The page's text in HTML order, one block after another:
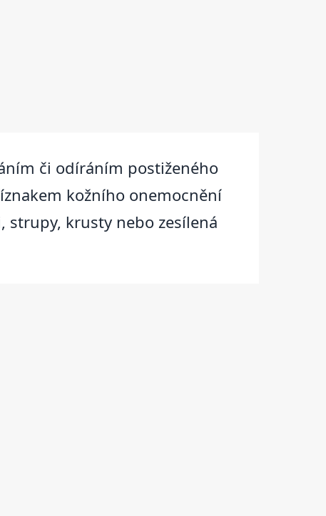
či odíráním postiženého
kožního onemocnění
strupy, krusty nebo zesílená